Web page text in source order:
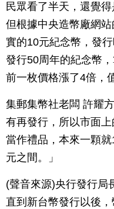
民眾看了半天，還覺
但根據中央造幣廠網
實的10元紀念幣，發
發行50周年的紀念幣
前一枚價格漲了4倍，
集郵集幣社老闆 許耀
有再發行，所以市面
當作禮品，本來一顆
元之間。」
(聲音來源)央行發行局
直到新台幣發行以後